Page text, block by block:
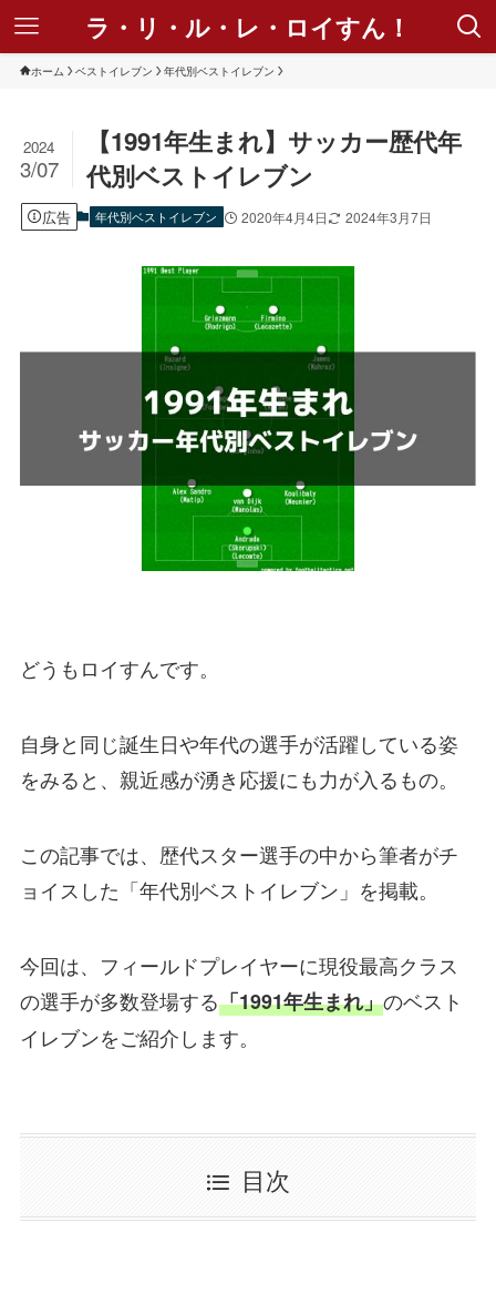
ラ・リ・ル・レ・ロイすん！
ホーム ベストイレブン 年代別ベストイレブン
【1991年生まれ】サッカー歴代年
代別ベストイレブン
2024
3/07
広告 年代別ベストイレブン 2020年4月4日 2024年3月7日
どうもロイすんです。
自身と同じ誕生日や年代の選手が活躍している姿
をみると、親近感が湧き応援にも力が入るもの。
この記事では、歴代スター選手の中から筆者がチ
ョイスした 「年代別ベストイレブン」 を掲載。
今回は、フィールドプレイヤーに現役最高クラス
の選手が多数登場する「1991年生まれ」のベスト
イレブンをご紹介します。
目次